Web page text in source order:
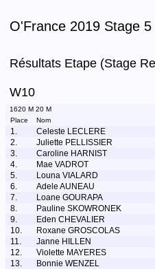
O'France 2019 Stage
Résultats Etape (Stage
W10
1620 M 20 M
Place
Nom
1. Celeste LECLERE
2.
Juliette PELLISSIER
3.
Caroline HARNIST
4.
Mae VADROT
5.
Louna VIALARD
6.
Adele AUNEAU
7.
Loane GOURAPA
8.
Pauline SKOWRONEK
9.
Eden CHEVALIER
10.
Roxane GROSCOLAS
11.
Janne HILLEN
12.
Violette MAYERES
13.
Bonnie WENZEL